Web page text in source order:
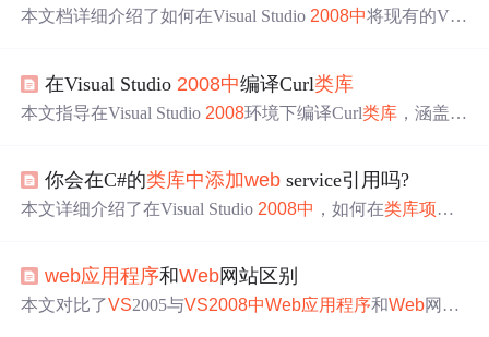
本文档详细介绍了如何在Visual Studio 2008中将现有的Vis
名空间语法、转换强类型数据集和配置文件对象代码的步
骤。转换过程中需注意项目验证、解决编译错误和命名空
在Visual Studio 2008中编译Curl类库
本文指导在Visual Studio 2008环境下编译Curl类库 ，涵盖C
用户解决兼容性问题，编译出所需静态或动态库。
你会在C#的类库中添加web service引用吗?
本文详细介绍了在Visual Studio 2008中 ，如何在类库项目
找到添加WEB引用选项，成功实现类库
持。
web应用程序和Web网站区别
本文对比了VS2005与VS2008中Web应用程序和Web网站